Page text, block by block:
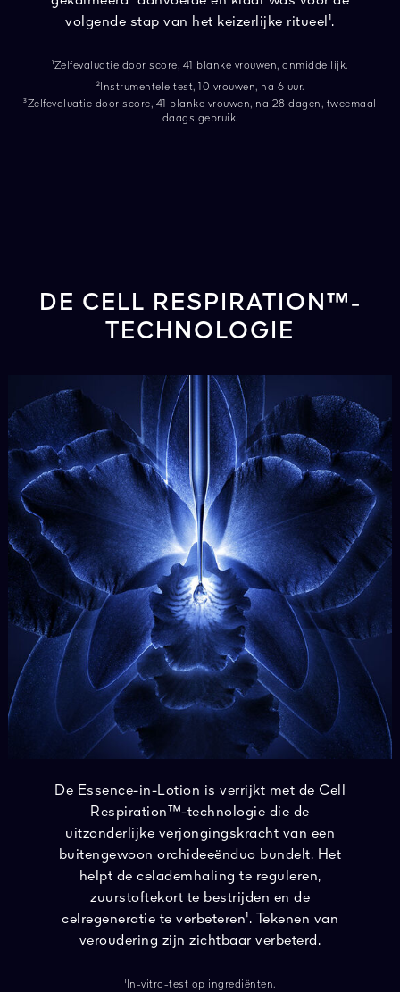
volgende stap van het keizerlijke ritueel¹.
¹Zelfevaluatie door score, 41 blanke vrouwen, onmiddellijk.
²Instrumentele test, 10 vrouwen, na 6 uur.
³Zelfevaluatie door score, 41 blanke vrouwen, na 28 dagen, tweemaal
daags gebruik.
DE CELL RESPIRATION™-
TECHNOLOGIE
De Essence-in-Lotion is verrijkt met de Cell
Respiration™-technologie die de
uitzonderlijke verjongingskracht van een
buitengewoon orchideeënduo bundelt. Het
helpt de celademhaling te reguleren,
zuurstoftekort te bestrijden en de
celregeneratie te verbeteren¹. Tekenen van
veroudering zijn zichtbaar verbeterd.
¹In-vitro-test op ingrediënten.